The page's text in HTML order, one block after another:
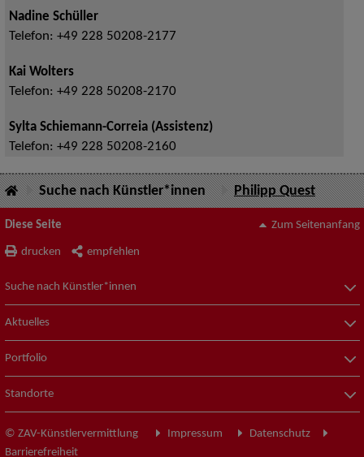
Nadine Schüller
Telefon: +49 228 50208-2177
Kai Wolters
Telefon: +49 228 50208-2170
Sylta Schiemann-Correia (Assistenz)
Telefon: +49 228 50208-2160
Suche nach Künstler*innen Philipp Quest
Diese Seite
drucken empfehlen
Zum Seitenanfang
Suche nach Künstler*innen
Aktuelles
Portfolio
Standorte
© ZAV-Künstlervermittlung Impressum
Datenschutz
Barrierefreiheit